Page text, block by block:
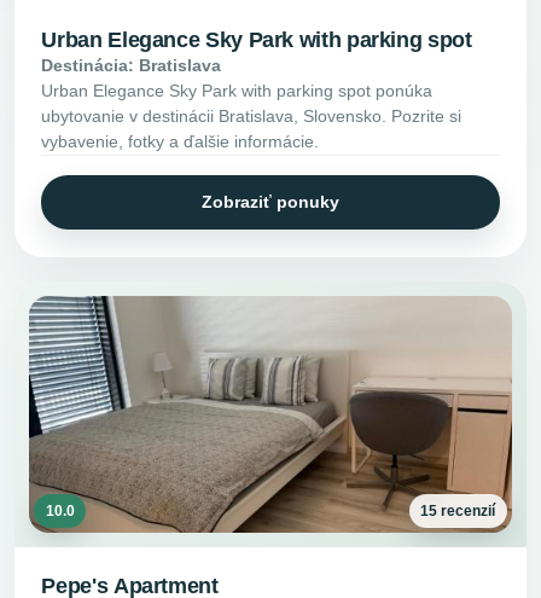
Urban Elegance Sky Park with parking spot
Destinácia: Bratislava
Urban Elegance Sky Park with parking spot ponúka
ubytovanie v destinácii Bratislava, Slovensko. Pozrite si
vybavenie, fotky a ďalšie informácie.
Zobraziť ponuky
10.0 15 recenzií
Pepe's Apartment